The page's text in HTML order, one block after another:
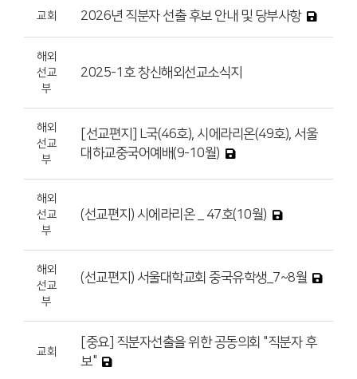
교회 2026년 직분자 선출 후보 안내 및 당부사항
해외
선교
부
2025-1호 창신해외선교소식지
해외
선교
부
[선교편지] L국(46호), 시에라리온(49호), 서울
대하교중국어예배(9-10월)
해외
선교
부
(선교편지) 시에라리온 _ 47호(10월)
해외
선교
부
(선교편지) 서울대학교회 중국유학생_7~8월
교회
[중요] 직분자선출을 위한 공동의회 "직분자 후
보"